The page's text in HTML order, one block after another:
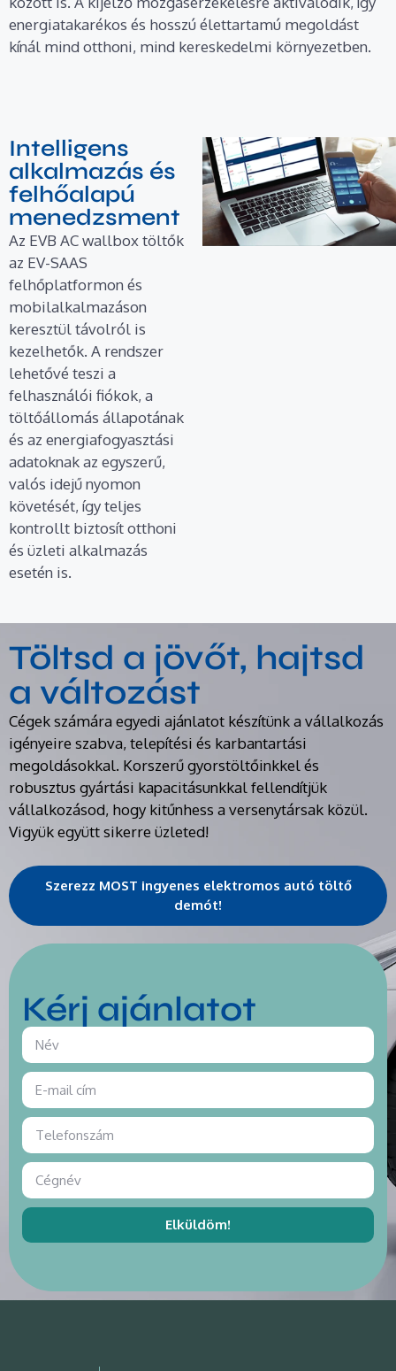
energiatakarékos és hosszú élettartamú megoldást
kínál mind otthoni, mind kereskedelmi környezetben.
Intelligens
alkalmazás és
felhőalapú
menedzsment
Az EVB AC wallbox töltők
az EV-SAAS
felhőplatformon és
mobilalkalmazáson
keresztül távolról is
kezelhetők. A rendszer
lehetővé teszi a
felhasználói fiókok, a
töltőállomás állapotának
és az energiafogyasztási
adatoknak az egyszerű,
valós idejű nyomon
követését, így teljes
kontrollt biztosít otthoni
és üzleti alkalmazás
esetén is.
Töltsd a jövőt, hajtsd
a változást
Cégek számára egyedi ajánlatot készítünk a vállalkozás
igényeire szabva, telepítési és karbantartási
megoldásokkal. Korszerű gyorstöltőinkkel és
robusztus gyártási kapacitásunkkal fellendítjük
vállalkozásod, hogy kitűnhess a versenytársak közül.
Vigyük együtt sikerre üzleted!
Szerezz MOST ingyenes elektromos autó töltő
demót!
Kérj ajánlatot
Elküldöm!